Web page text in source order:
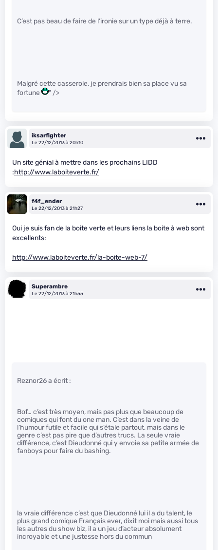
C’est pas beau de faire de l’ironie sur un type déjà à terre.
Malgré cette casserole, je prendrais bien sa place vu sa
fortune
" />
iksarfighter
Le 22/12/2013 à 20h10
Un site génial à mettre dans les prochains LIDD
:http://www.laboiteverte.fr/
f4f_ender
Le 22/12/2013 à 21h27
Oui je suis fan de la boite verte et leurs liens la boite à web sont
excellents:
http://www.laboiteverte.fr/la-boite-web-7/
Superambre
Le 22/12/2013 à 21h55
Reznor26 a écrit :
Bof… c’est très moyen, mais pas plus que beaucoup de
comiques qui font du one man. C’est dans la veine de
l’humour futile et facile qui s’étale partout, mais dans le
genre c’est pas pire que d’autres trucs. La seule vraie
différence, c’est Dieudonné qui y envoie sa petite armée de
fanboys pour faire du bashing.
la vraie différence c’est que Dieudonné lui il a du talent, le
plus grand comique Français ever, dixit moi mais aussi tous
les autres du show biz, il a un jeu d’acteur absolument
incroyable et une justesse hors du commun